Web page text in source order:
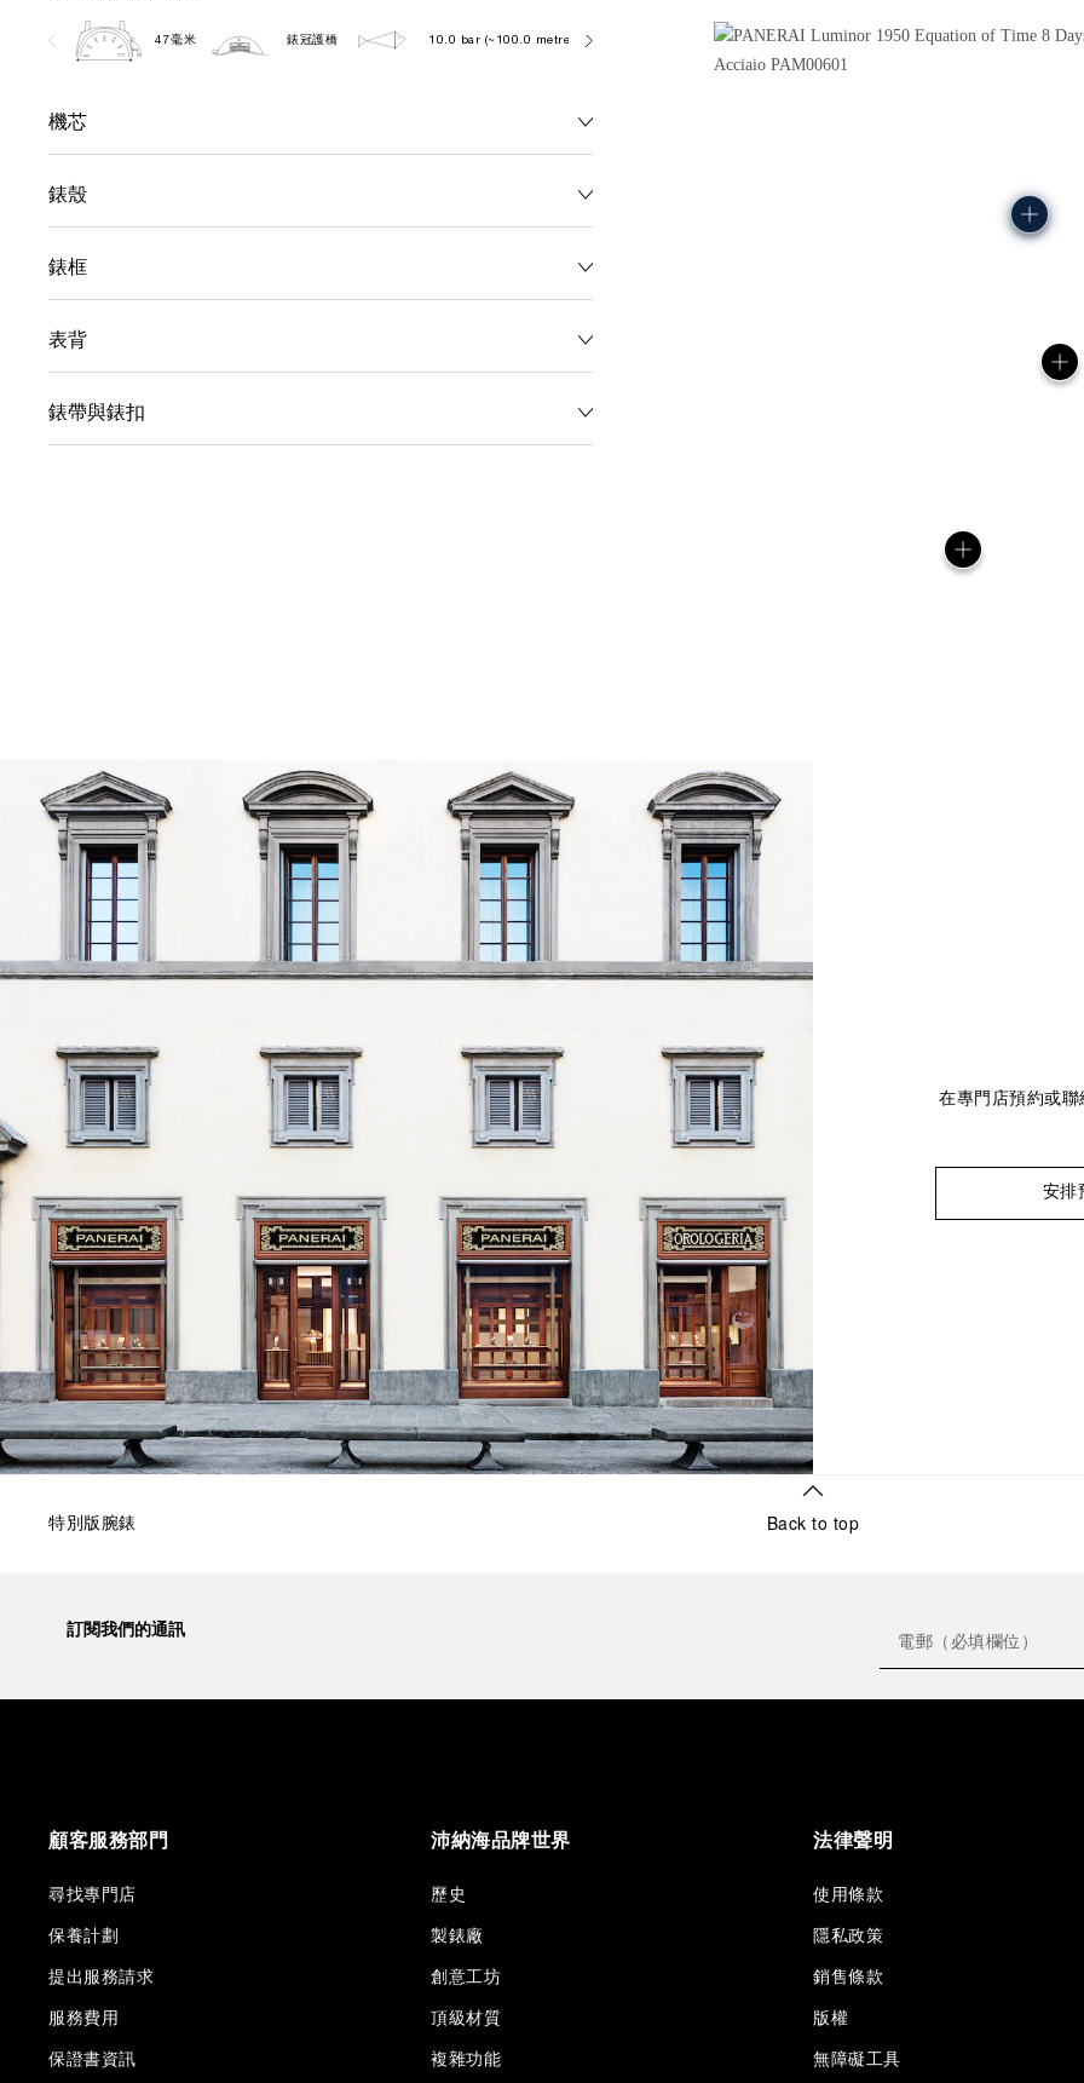
47毫米 錶冠護橋 10.0 bar (~100.0 metres) P2002/E 177.0G
機芯
錶殼
錶框
表背
錶帶與錶扣
在專門店預約或
安排
特別版腕錶 Back to top
訂閱我們的通訊
顧客服務部門
尋找專門店
保養計劃
提出服務請求
服務費用
保證書資訊
沛納海品牌世界
歷史
製錶廠
創意工坊
頂級材質
複雜功能
法律聲明
使用條款
隱私政策
銷售條款
版權
無障礙工具